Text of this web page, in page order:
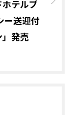
ホテルプ
ー送迎付
発売